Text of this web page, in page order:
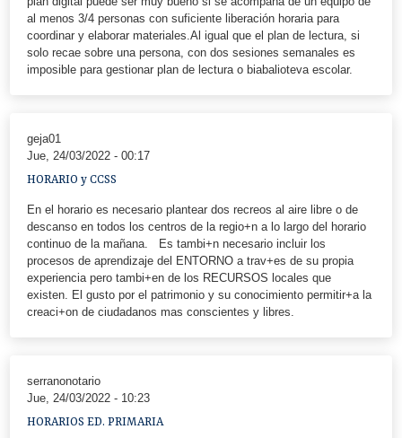
al menos 3/4 personas con suficiente liberación horaria para
coordinar y elaborar materiales.Al igual que el plan de lectura, si
solo recae sobre una persona, con dos sesiones semanales es
imposible para gestionar plan de lectura o biabalioteva escolar.
geja01
Jue, 24/03/2022 - 00:17
HORARIO y CCSS
En el horario es necesario plantear dos recreos al aire libre o de
descanso en todos los centros de la regio+n a lo largo del horario
continuo de la mañana. Es tambi+n necesario incluir los
procesos de aprendizaje del ENTORNO a trav+es de su propia
experiencia pero tambi+en de los RECURSOS locales que
existen. El gusto por el patrimonio y su conocimiento permitir+a la
creaci+on de ciudadanos mas conscientes y libres.
serranonotario
Jue, 24/03/2022 - 10:23
HORARIOS ED. PRIMARIA